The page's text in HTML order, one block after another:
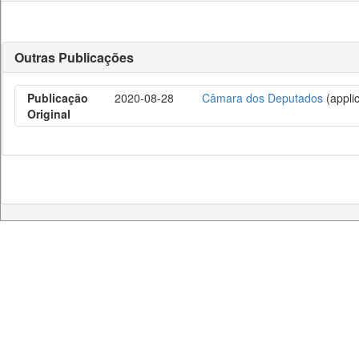
Outras Publicações
Publicação
Original
2020-08-28 Câmara dos Deputados